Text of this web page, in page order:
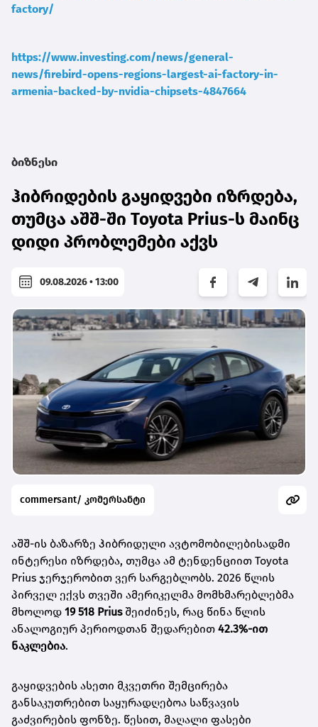
factory/
https://www.investing.com/news/general-
news/firebird-opens-regions-largest-ai-factory-in-
armenia-backed-by-nvidia-chipsets-4847664
ბიზნესი
ჰიბრიდების გაყიდვები იზრდება,
თუმცა აშშ-ში Toyota Prius-ს მაინც
დიდი პრობლემები აქვს
09.08.2026 • 13:00
commersant/ კომერსანტი
აშშ-ის ბაზარზე ჰიბრიდული ავტომობილებისადმი
ინტერესი იზრდება, თუმცა ამ ტენდენციით Toyota
Prius ჯერჯერობით ვერ სარგებლობს. 2026 წლის
პირველ ექვს თვეში ამერიკელმა მომხმარებლებმა
მხოლოდ 19 518 Priusშეიძინეს, რაც წინა წლის
ანალოგიურ პერიოდთან შედარებით 42.3%-ით
ნაკლებია.
გაყიდვების ასეთი მკვეთრი შემცირება
განსაკუთრებით საყურადღებოა საწვავის
გაძვირების ფონზე. წესით, მაღალი ფასები